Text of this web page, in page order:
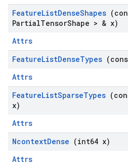
FeatureListDenseShapes
PartialTensorShape > & x)
Attrs
FeatureListDenseTypes
Attrs
FeatureListSparseTypes
x)
Attrs
NcontextDense (int64 x)
Attrs